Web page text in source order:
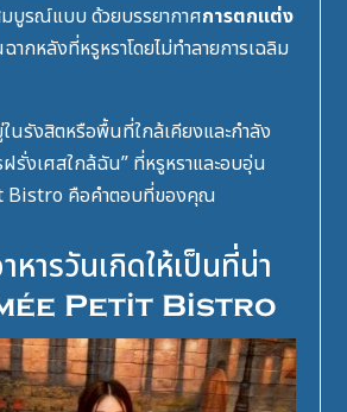
บูรณ์แบบ ด้วยบรรยากาศการตกแต่ง
ากหลังที่หรูหราโดยไม่ทำลายการเฉลิม
นรังสิตหรือพื้นที่ใกล้เคียงและกำลัง
ฝรั่งเศสใกล้ฉัน” ที่หรูหราและอบอุ่น
Bistro คือคำตอบที่ของคุณ
หารวันเกิดให้เป็นที่น่า
Petit Bistro